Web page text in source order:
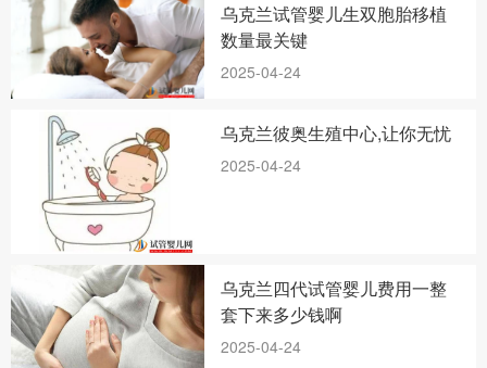
乌克兰试管婴儿生双胞胎移植
数量最关键
2025-04-24
乌克兰彼奥生殖中心,让你无忧
2025-04-24
乌克兰四代试管婴儿费用一整
套下来多少钱啊
2025-04-24